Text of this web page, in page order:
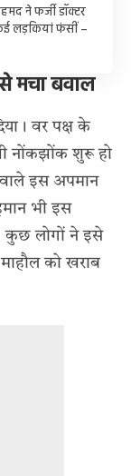
ने फर्जी डॉक्टर
लड़कियां फंसीं –
मचा बवाल
वर पक्ष के
नोंकझोंक शुरू हो
इस अपमान
भी इस
कुछ लोगों ने इसे
को खराब